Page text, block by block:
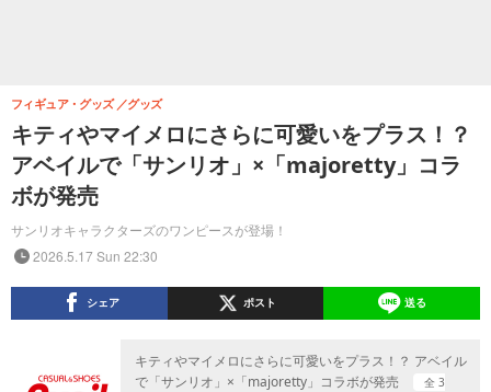
キティやマイメロにさらに可愛いをプラス！？
アベイルで「サンリオ」×「majoretty」コラ
ボが発売
サンリオキャラクターズのワンピースが登場！
フィギュア・グッズ グッズ
2026.5.17 Sun 22:30
シェア ポスト 送る
キティやマイメロにさらに可愛いをプラス！？ アベイル
で「サンリオ」×「majoretty」コラボが発売
全 3